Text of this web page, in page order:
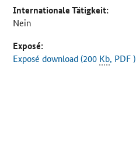
Internationale Tätigkeit:
Nein
Exposé:
Exposé download (200 Kb, PDF )